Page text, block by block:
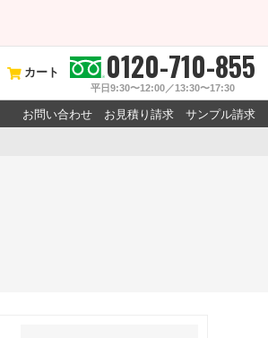
カート 0120-710-855
平日9:30〜12:00／13:30〜17:30
お問い合わせ お見積り請求 サンプル請求